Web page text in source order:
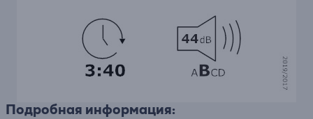
Подробная информация: